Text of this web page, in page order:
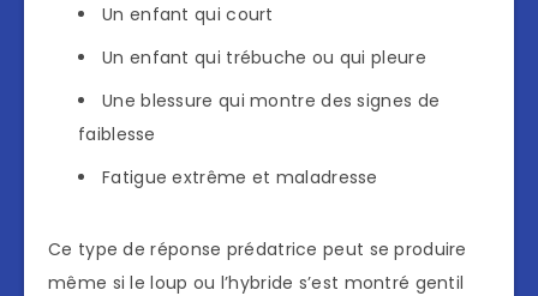
Un enfant qui court
Un enfant qui trébuche ou qui pleure
Une blessure qui montre des signes de
faiblesse
Fatigue extrême et maladresse
Ce type de réponse prédatrice peut se produire
même si le loup ou l’hybride s’est montré gentil